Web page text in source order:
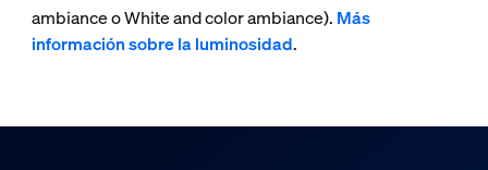
ambiance o White and color ambiance). Más
información sobre la luminosidad.